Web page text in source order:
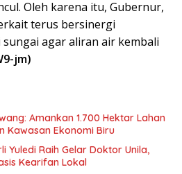
Oleh karena itu, Gubernur,
terus bersinergi
agar aliran air kembali
jm)
Amankan 1.700 Hektar Lahan
Kawasan Ekonomi Biru
Yuledi Raih Gelar Doktor Unila,
Kearifan Lokal